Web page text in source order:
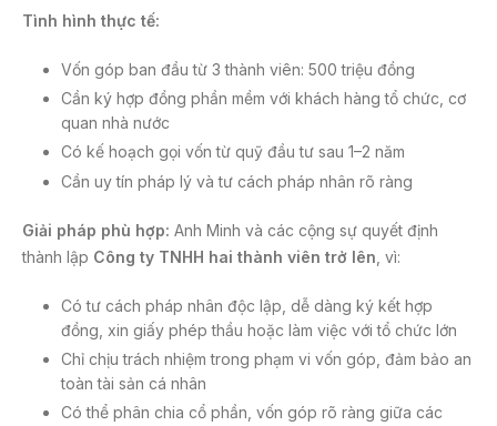
Tình hình thực tế:
Vốn góp ban đầu từ 3 thành viên: 500 triệu đồng
Cần ký hợp đồng phần mềm với khách hàng tổ chức, cơ
quan nhà nước
Có kế hoạch gọi vốn từ quỹ đầu tư sau 1–2 năm
Cần uy tín pháp lý và tư cách pháp nhân rõ ràng
Giải pháp phù hợp: Anh Minh và các cộng sự quyết định
thành lập Công ty TNHH hai thành viên trở lên , vì:
Có tư cách pháp nhân độc lập, dễ dàng ký kết hợp
đồng, xin giấy phép thầu hoặc làm việc với tổ chức lớn
Chỉ chịu trách nhiệm trong phạm vi vốn góp, đảm bảo an
toàn tài sản cá nhân
Có thể phân chia cổ phần, vốn góp rõ ràng giữa các